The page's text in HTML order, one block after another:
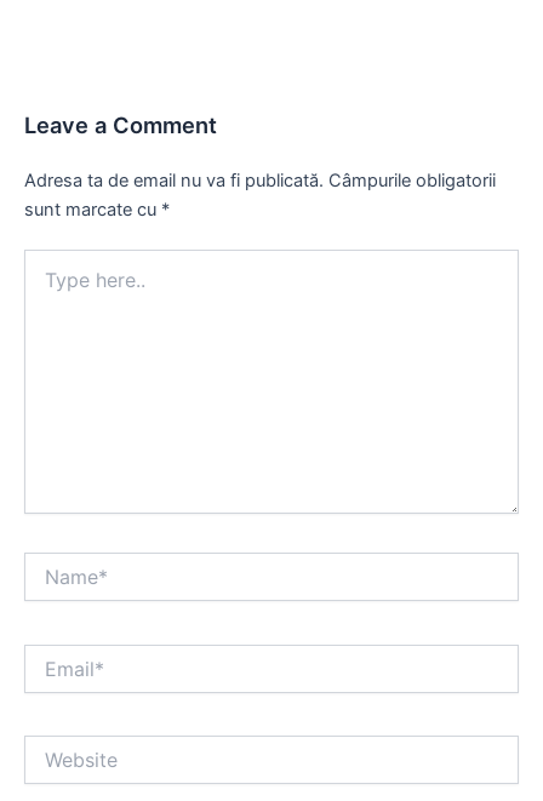
Leave a Comment
Adresa ta de email nu va fi publicată. Câmpurile obligatorii
sunt marcate cu *
here..